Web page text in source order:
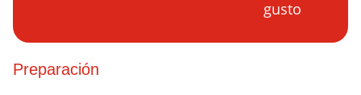
gusto
Preparación